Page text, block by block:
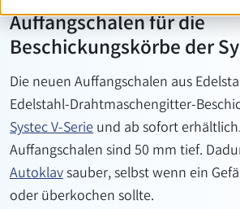
Auffangschalen für die
Beschickungskörbe der
Die neuen Auffangschalen aus
Edelstahl-Drahtmaschengitter-
Systec V-Serieund ab sofort
Auffangschalen sind 50 mm tief.
Autoklavsauber, selbst wenn ein
oder überkochen sollte.